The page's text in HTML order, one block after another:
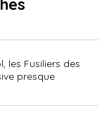
les Fusiliers des
presque